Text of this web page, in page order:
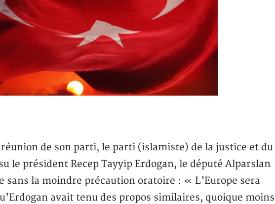
réunion de son parti, le parti (islamiste) de la justice et du
le président Recep Tayyip Erdogan, le député Alparslan
sans la moindre précaution oratoire : « L’Europe sera
avait tenu des propos similaires, quoique moins